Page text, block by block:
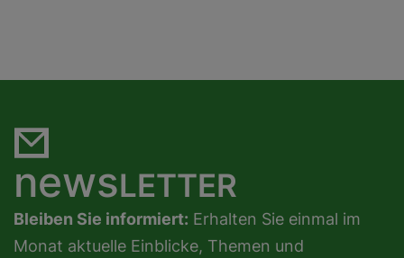
newsLETTER
Bleiben Sie informiert: Erhalten Sie einmal im
Monat aktuelle Einblicke, Themen und